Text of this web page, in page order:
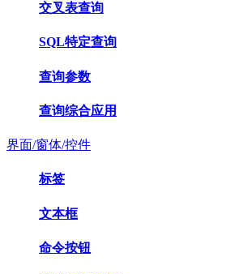
交叉表查询
SQL特定查询
查询参数
查询综合应用
界面/窗体/控件
标签
文本框
命令按钮